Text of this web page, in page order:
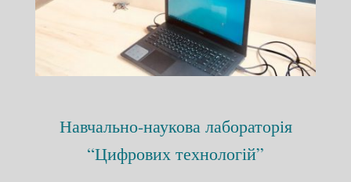
Навчально-наукова лабораторія
“Цифрових технологій”